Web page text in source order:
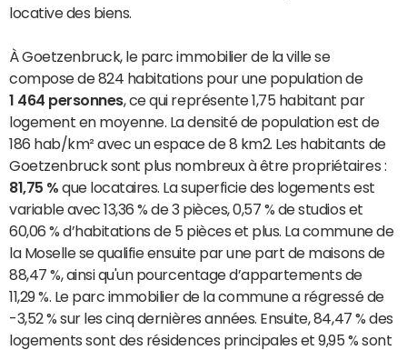
locative des biens.
À Goetzenbruck, le parc immobilier de la ville se
compose de 824 habitations pour une population de
1 464 personnes, ce qui représente 1,75 habitant par
logement en moyenne. La densité de population est de
186 hab/km² avec un espace de 8 km2. Les habitants de
Goetzenbruck sont plus nombreux à être propriétaires :
81,75 % que locataires. La superficie des logements est
variable avec 13,36 % de 3 pièces, 0,57 % de studios et
60,06 % d’habitations de 5 pièces et plus. La commune de
la Moselle se qualifie ensuite par une part de maisons de
88,47 %, ainsi qu'un pourcentage d’appartements de
11,29 %. Le parc immobilier de la commune a régressé de
-3,52 % sur les cinq dernières années. Ensuite, 84,47 % des
logements sont des résidences principales et 9,95 % sont